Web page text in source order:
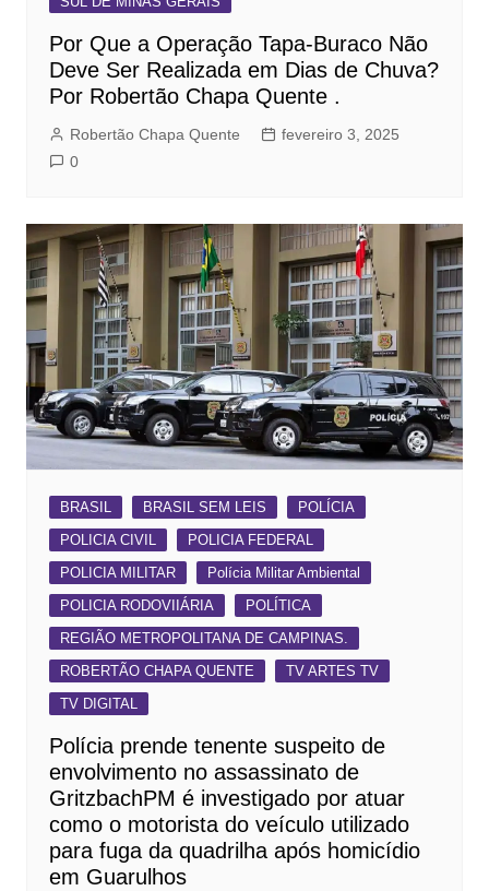
Por Que a Operação Tapa-Buraco Não
Deve Ser Realizada em Dias de Chuva?
Por Robertão Chapa Quente .
Robertão Chapa Quente
fevereiro 3, 2025
0
BRASIL BRASIL SEM LEIS
POLÍCIA
POLICIA CIVIL
POLICIA FEDERAL
POLICIA MILITAR
Polícia Militar Ambiental
POLICIA RODOVIIÁRIA
POLÍTICA
REGIÃO METROPOLITANA DE CAMPINAS.
ROBERTÃO CHAPA QUENTE
TV ARTES TV
TV DIGITAL
Polícia prende tenente suspeito de
envolvimento no assassinato de
GritzbachPM é investigado por atuar
como o motorista do veículo utilizado
para fuga da quadrilha após homicídio
em Guarulhos